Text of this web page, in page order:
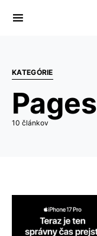
KATEGÓRIE
Pages
10 článkov